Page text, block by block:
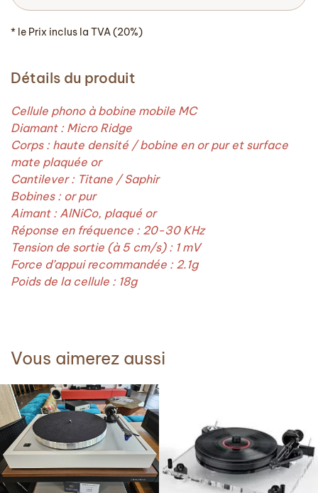
* le Prix inclus la TVA (20%)
Détails du produit
Cellule phono à bobine mobile MC
Diamant : Micro Ridge
Corps : haute densité / bobine en or pur et surface
mate plaquée or
Cantilever : Titane / Saphir
Bobines : or pur
Aimant : AlNiCo, plaqué or
Réponse en fréquence : 20-30 KHz
Tension de sortie (à 5 cm/s) : 1 mV
Force d’appui recommandée : 2.1g
Poids de la cellule : 18g
Vous aimerez aussi